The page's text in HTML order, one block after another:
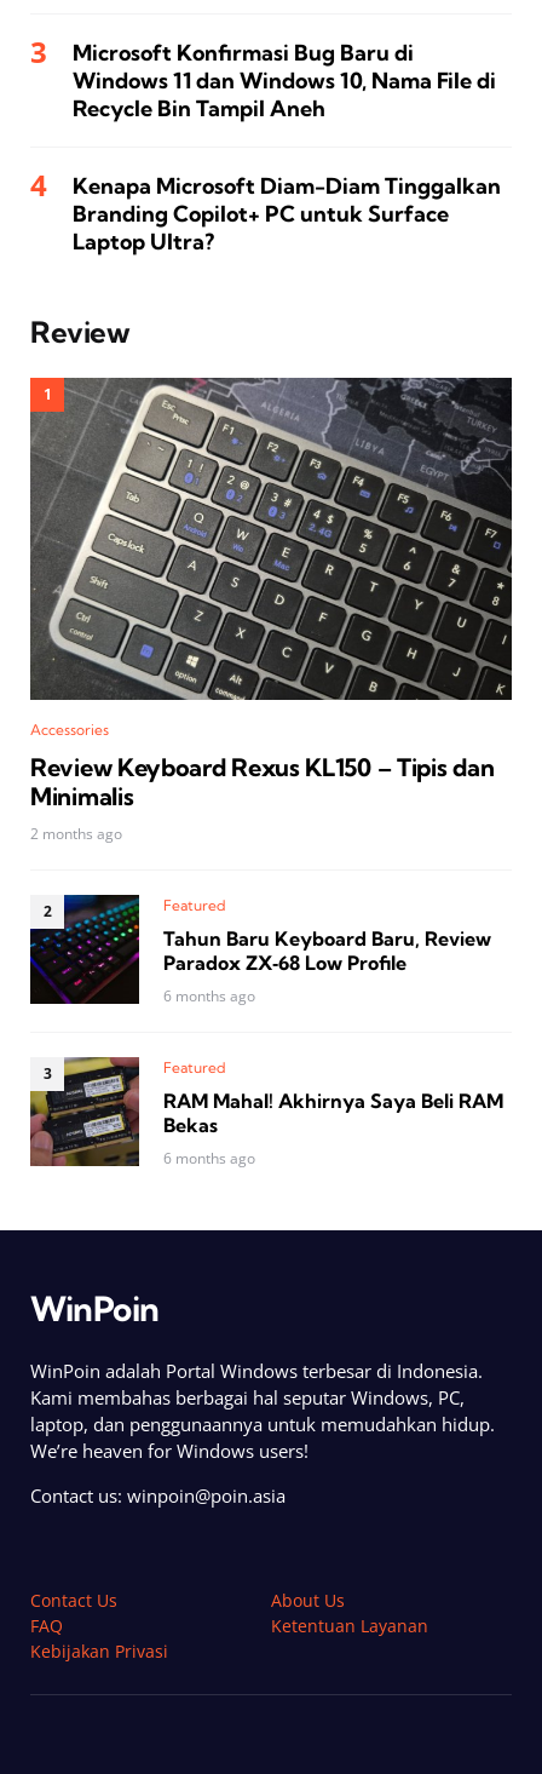
Microsoft Konfirmasi Bug Baru di
Windows 11 dan Windows 10, Nama File di
Recycle Bin Tampil Aneh
Kenapa Microsoft Diam-Diam Tinggalkan
Branding Copilot+ PC untuk Surface
Laptop Ultra?
Review
Accessories
Review Keyboard Rexus KL150 – Tipis dan
Minimalis
2 months ago
Featured
Tahun Baru Keyboard Baru, Review
Paradox ZX‑68 Low Profile
6 months ago
Featured
RAM Mahal! Akhirnya Saya Beli RAM
Bekas
6 months ago
WinPoin
WinPoin adalah Portal Windows terbesar di Indonesia.
Kami membahas berbagai hal seputar Windows, PC,
laptop, dan penggunaannya untuk memudahkan hidup.
We’re heaven for Windows users!
Contact us: winpoin@poin.asia
Contact Us
About Us
FAQ
Ketentuan Layanan
Kebijakan Privasi